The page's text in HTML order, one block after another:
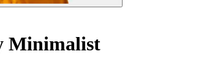
Minimalist